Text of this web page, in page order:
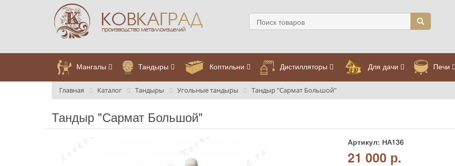
Мангалы Тандыры Коптильни Дистилляторы Для дачи Печи
Главная Каталог Тандыры Угольные тандыры Тандыр "Сармат Большой"
Тандыр "Сармат Большой"
Артикул: НА136
21 000 р.